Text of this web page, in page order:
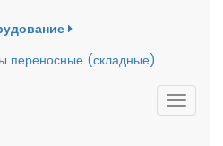
переносные (складные)